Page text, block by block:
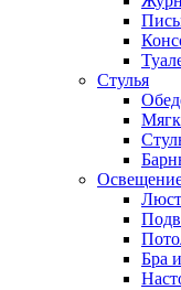
Стулья
Бра